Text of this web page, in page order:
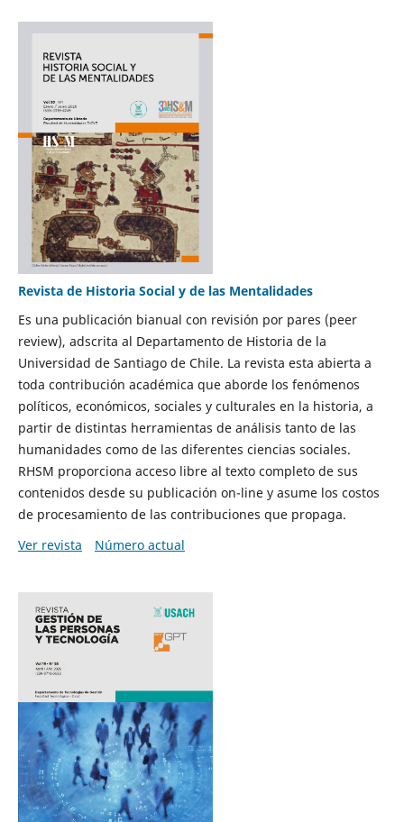
Revista de Historia Social y de las Mentalidades
Es una publicación bianual con revisión por pares (peer
review), adscrita al Departamento de Historia de la
Universidad de Santiago de Chile. La revista esta abierta a
toda contribución académica que aborde los fenómenos
políticos, económicos, sociales y culturales en la historia, a
partir de distintas herramientas de análisis tanto de las
humanidades como de las diferentes ciencias sociales.
RHSM proporciona acceso libre al texto completo de sus
contenidos desde su publicación on-line y asume los costos
de procesamiento de las contribuciones que propaga.
Ver revista
Número actual